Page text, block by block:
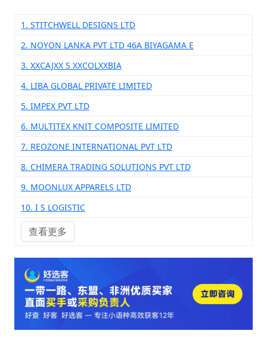
1. STITCHWELL DESIGNS LTD
2. NOYON LANKA PVT LTD 46A BIYAGAMA E
3. XXCAJXX S XXCOLXXBIA
4. LIBA GLOBAL PRIVATE LIMITED
5. IMPEX PVT LTD
6. MULTITEX KNIT COMPOSITE LIMITED
7. REOZONE INTERNATIONAL PVT LTD
8. CHIMERA TRADING SOLUTIONS PVT LTD
9. MOONLUX APPARELS LTD
10. I S LOGISTIC
查看更多